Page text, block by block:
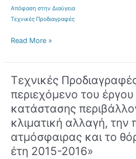
Απόφαση στην Διαύγεια
Τεχνικές Προδιαγραφές
εξωτερική
εταιρία
Read More »
Tεχνικές
περιεχόμενο του
κατάστασης
κλιματική αλλαγή, την
ατμόσφαιρας και το
έτη 2015-2016»
Tεχνικές
Προδιαγραφές
–
περιεχόμενο
του
έργου
«Έκθεση
κατάστασης